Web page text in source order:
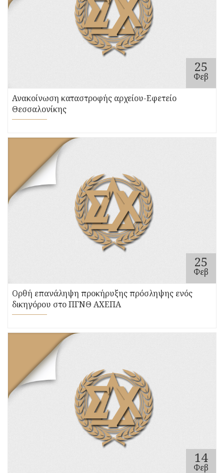
25
Φεβ
Ανακοίνωση καταστροφής αρχείου-Εφετείο
Θεσσαλονίκης
25
Φεβ
Ορθή επανάληψη προκήρυξης πρόσληψης ενός
δικηγόρου στο ΠΓΝΘ ΑΧΕΠΑ
14
Φεβ